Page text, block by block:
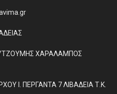
ΧΑΡΑΛΑΜΠΟΣ
Ι. ΠΕΡΓΑΝΤΑ 7 ΛΙΒΑΔΕΙΑ Τ.Κ.